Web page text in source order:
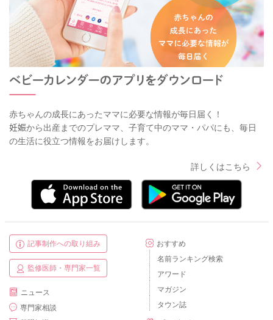
赤ちゃんの成長にあったママに必要な情報が毎日届く！
妊娠から出産までのプレママ、子育て中のママ・パパにも、毎日
の生活に役立つ情報をお届けします。
詳しくはこちら
記事制作への取り組み
監修医師・専門家一覧
ニュース
専門家相談
おすすめ
名前ランキング検索
アワード
マガジン
タウン誌